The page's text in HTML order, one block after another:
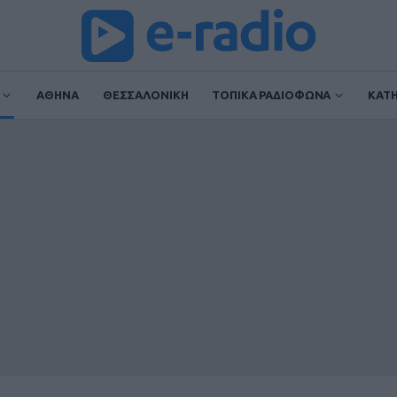
ΑΘΗΝΑ ΘΕΣΣΑΛΟΝΙΚΗ ΤΟΠΙΚΑ ΡΑΔΙΟΦΩΝΑ